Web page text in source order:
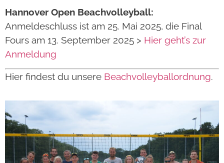
Hannover Open Beachvolleyball:
Anmeldeschluss ist am 25. Mai 2025, die Final
Fours am 13. September 2025 > Hier geht’s zur
Anmeldung
Hier findest du unsere Beachvolleyballordnung.